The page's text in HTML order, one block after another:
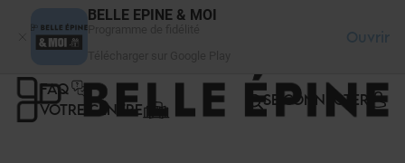
BELLE EPINE & MOI
Ouvrir
FAQ
VOTRE CENTRE
SE CONNECTER
Panneau de gestion des cookies